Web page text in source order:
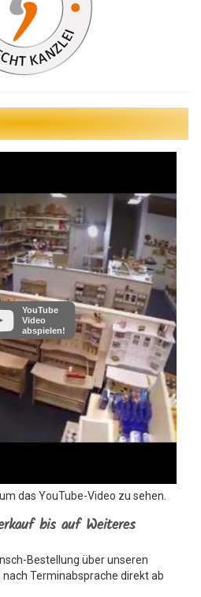
YouTube
Video
abspielen!
das YouTube-Video zu sehen.
bis auf Weiteres
Bestellung über unseren
Terminabsprache direkt ab